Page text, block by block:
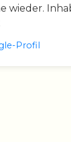
wieder.
Profil